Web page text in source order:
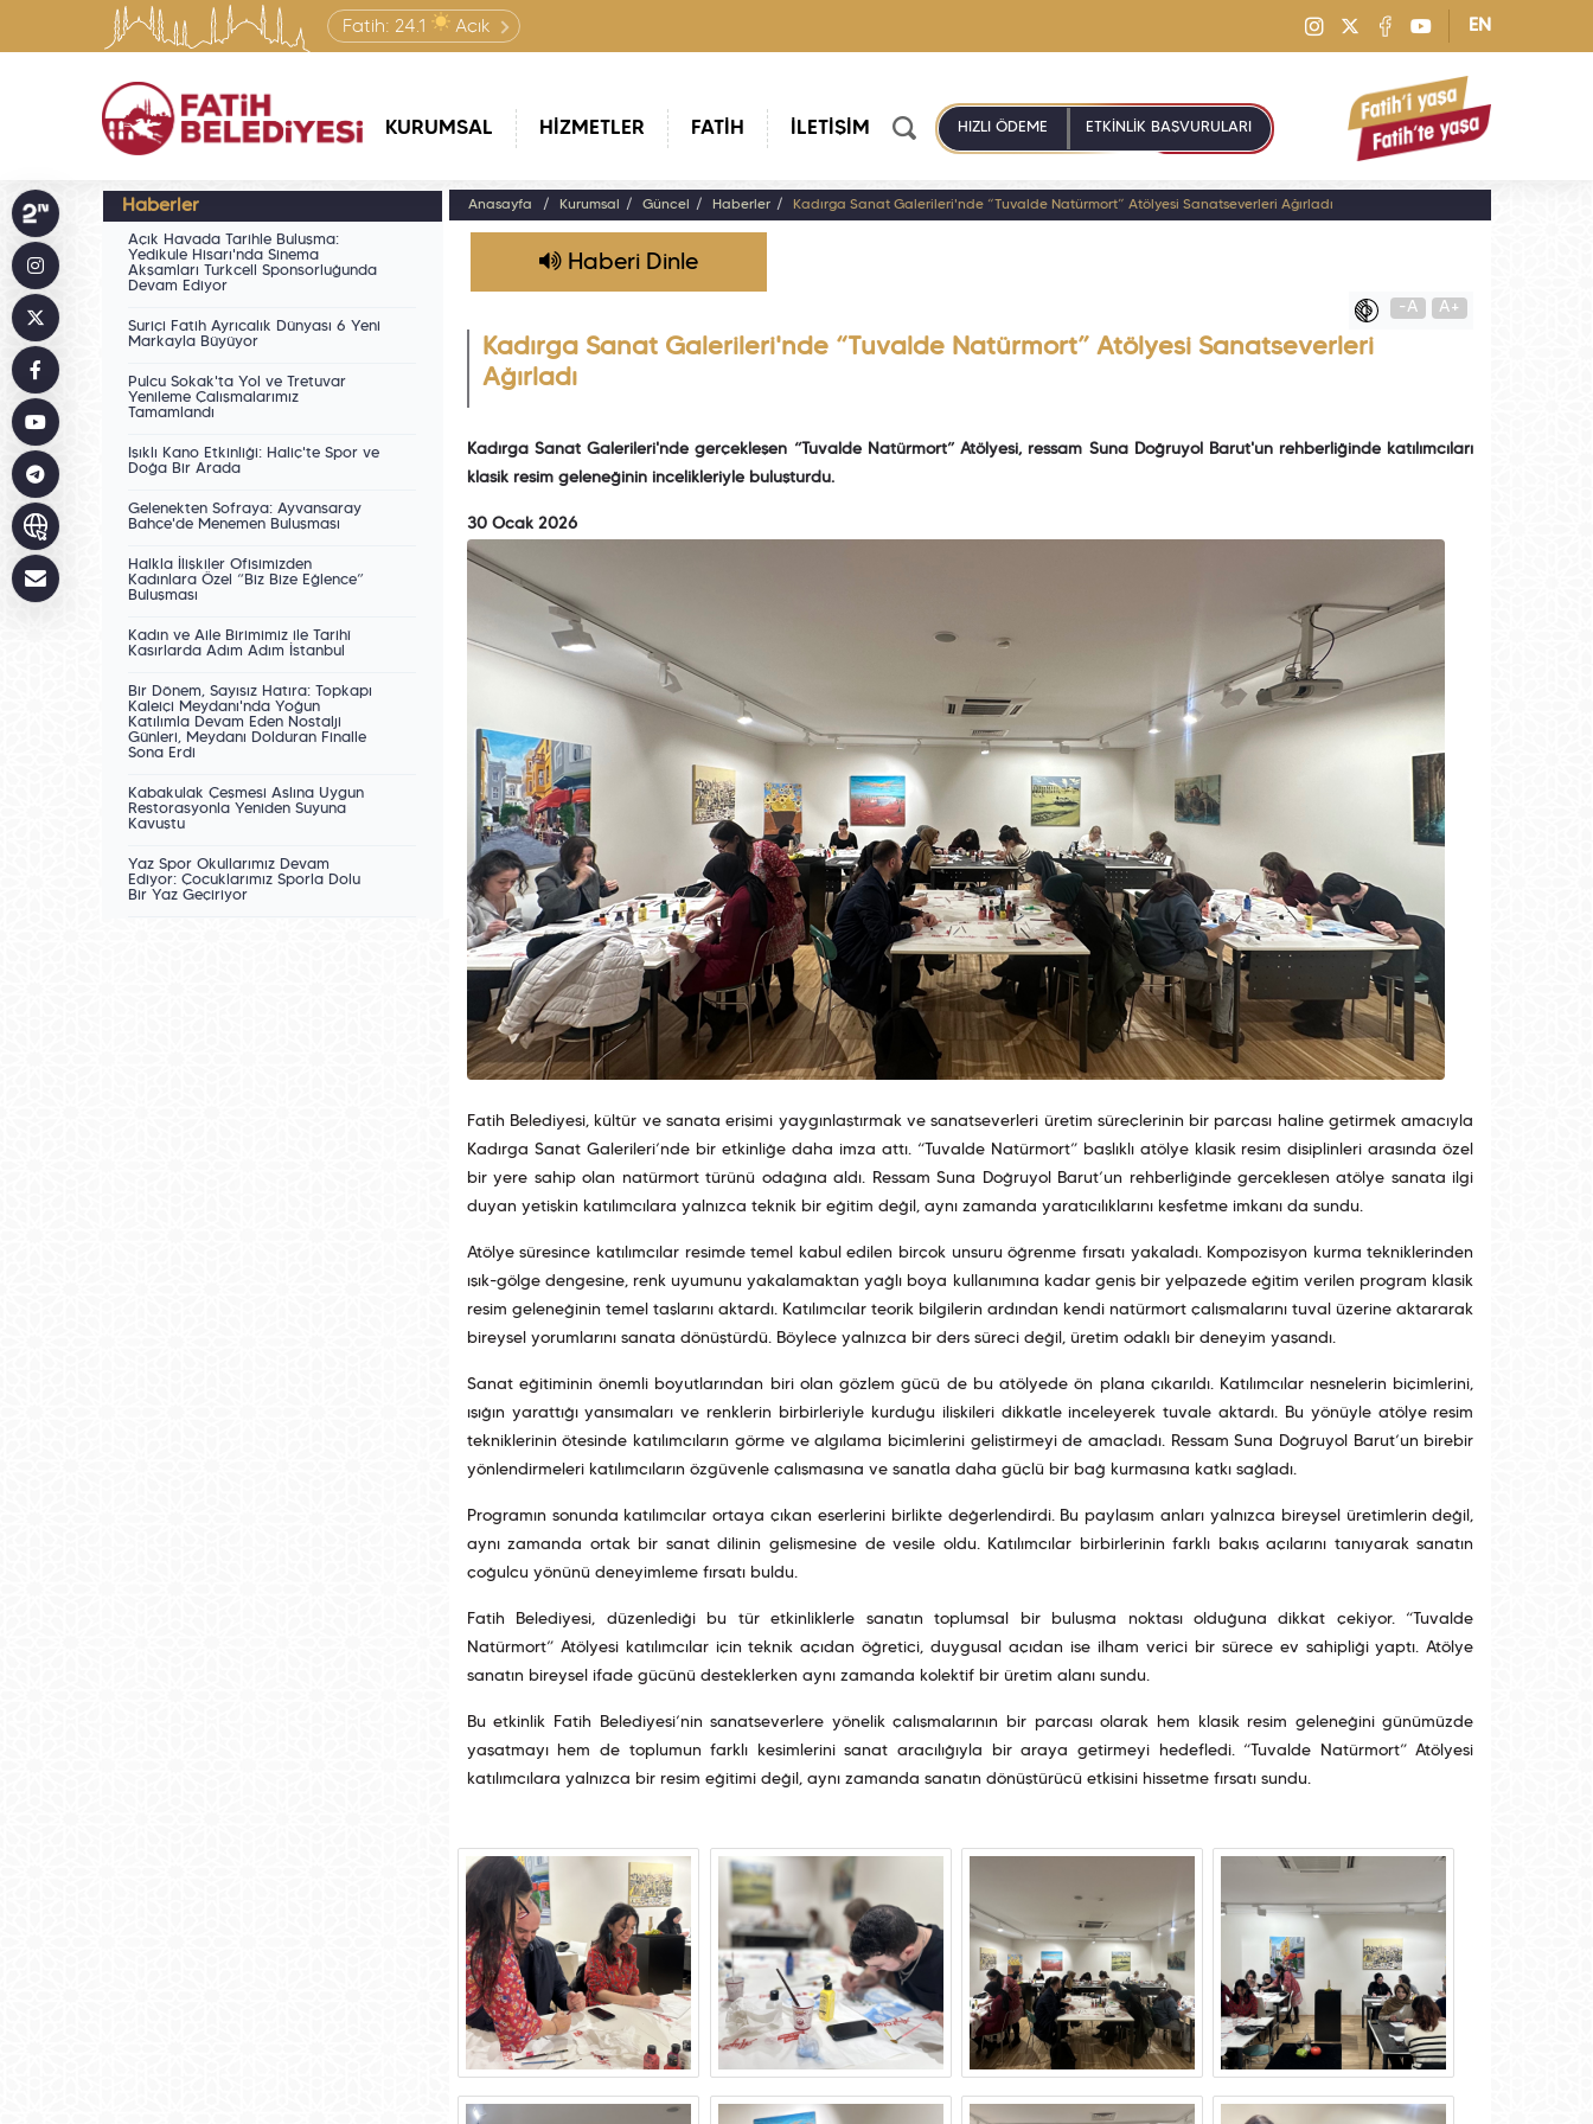
Fatih: 24.1 Açık EN
KURUMSAL HİZMETLER FATİH İLETİŞİM HIZLI ÖDEME ETKİNLİK BAŞVURULARI
Haberler
Açık Havada Tarihle Buluşma:
Yedikule Hisarı'nda Sinema
Akşamları Turkcell Sponsorluğunda
Devam Ediyor
Suriçi Fatih Ayrıcalık Dünyası 6 Yeni
Markayla Büyüyor
Pulcu Sokak'ta Yol ve Tretuvar
Yenileme Çalışmalarımız
Tamamlandı
Işıklı Kano Etkinliği: Haliç'te Spor ve
Doğa Bir Arada
Gelenekten Sofraya: Ayvansaray
Bahçe'de Menemen Buluşması
Halkla İlişkiler Ofisimizden
Kadınlara Özel “Biz Bize Eğlence”
Buluşması
Kadın ve Aile Birimimiz ile Tarihî
Kasırlarda Adım Adım İstanbul
Bir Dönem, Sayısız Hatıra: Topkapı
Kaleiçi Meydanı'nda Yoğun
Katılımla Devam Eden Nostalji
Günleri, Meydanı Dolduran Finalle
Sona Erdi
Kabakulak Çeşmesi Aslına Uygun
Restorasyonla Yeniden Suyuna
Kavuştu
Yaz Spor Okullarımız Devam
Ediyor: Çocuklarımız Sporla Dolu
Bir Yaz Geçiriyor
Anasayfa Kurumsal Güncel Haberler Kadırga Sanat Galerileri'nde “Tuvalde Natürmort” Atölyesi Sanatseverleri Ağırladı
Haberi Dinle
-A A+
Kadırga Sanat Galerileri'nde “Tuvalde Natürmort” Atölyesi Sanatseverleri
Ağırladı
Kadırga Sanat Galerileri'nde gerçekleşen “Tuvalde Natürmort” Atölyesi, ressam Suna Doğruyol Barut'un rehberliğinde katılımcıları
klasik resim geleneğinin incelikleriyle buluşturdu.
30 Ocak 2026
Fatih Belediyesi, kültür ve sanata erişimi yaygınlaştırmak ve sanatseverleri üretim süreçlerinin bir parçası haline getirmek amacıyla
Kadırga Sanat Galerileri’nde bir etkinliğe daha imza attı. “Tuvalde Natürmort” başlıklı atölye klasik resim disiplinleri arasında özel
bir yere sahip olan natürmort türünü odağına aldı. Ressam Suna Doğruyol Barut’un rehberliğinde gerçekleşen atölye sanata ilgi
duyan yetişkin katılımcılara yalnızca teknik bir eğitim değil, aynı zamanda yaratıcılıklarını keşfetme imkanı da sundu.
Atölye süresince katılımcılar resimde temel kabul edilen birçok unsuru öğrenme fırsatı yakaladı. Kompozisyon kurma tekniklerinden
ışık-gölge dengesine, renk uyumunu yakalamaktan yağlı boya kullanımına kadar geniş bir yelpazede eğitim verilen program klasik
resim geleneğinin temel taşlarını aktardı. Katılımcılar teorik bilgilerin ardından kendi natürmort çalışmalarını tuval üzerine aktararak
bireysel yorumlarını sanata dönüştürdü. Böylece yalnızca bir ders süreci değil, üretim odaklı bir deneyim yaşandı.
Sanat eğitiminin önemli boyutlarından biri olan gözlem gücü de bu atölyede ön plana çıkarıldı. Katılımcılar nesnelerin biçimlerini,
ışığın yarattığı yansımaları ve renklerin birbirleriyle kurduğu ilişkileri dikkatle inceleyerek tuvale aktardı. Bu yönüyle atölye resim
tekniklerinin ötesinde katılımcıların görme ve algılama biçimlerini geliştirmeyi de amaçladı. Ressam Suna Doğruyol Barut’un birebir
yönlendirmeleri katılımcıların özgüvenle çalışmasına ve sanatla daha güçlü bir bağ kurmasına katkı sağladı.
Programın sonunda katılımcılar ortaya çıkan eserlerini birlikte değerlendirdi. Bu paylaşım anları yalnızca bireysel üretimlerin değil,
aynı zamanda ortak bir sanat dilinin gelişmesine de vesile oldu. Katılımcılar birbirlerinin farklı bakış açılarını tanıyarak sanatın
çoğulcu yönünü deneyimleme fırsatı buldu.
Fatih Belediyesi, düzenlediği bu tür etkinliklerle sanatın toplumsal bir buluşma noktası olduğuna dikkat çekiyor. “Tuvalde
Natürmort” Atölyesi katılımcılar için teknik açıdan öğretici, duygusal açıdan ise ilham verici bir sürece ev sahipliği yaptı. Atölye
sanatın bireysel ifade gücünü desteklerken aynı zamanda kolektif bir üretim alanı sundu.
Bu etkinlik Fatih Belediyesi’nin sanatseverlere yönelik çalışmalarının bir parçası olarak hem klasik resim geleneğini günümüzde
yaşatmayı hem de toplumun farklı kesimlerini sanat aracılığıyla bir araya getirmeyi hedefledi. “Tuvalde Natürmort” Atölyesi
katılımcılara yalnızca bir resim eğitimi değil, aynı zamanda sanatın dönüştürücü etkisini hissetme fırsatı sundu.